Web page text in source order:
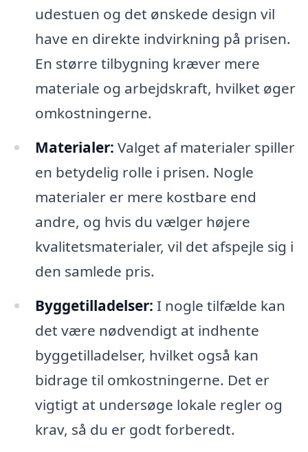
udestuen og det ønskede design vil
have en direkte indvirkning på prisen.
En større tilbygning kræver mere
materiale og arbejdskraft, hvilket øger
omkostningerne.
Materialer: Valget af materialer spiller
en betydelig rolle i prisen. Nogle
materialer er mere kostbare end
andre, og hvis du vælger højere
kvalitetsmaterialer, vil det afspejle sig i
den samlede pris.
Byggetilladelser: I nogle tilfælde kan
det være nødvendigt at indhente
byggetilladelser, hvilket også kan
bidrage til omkostningerne. Det er
vigtigt at undersøge lokale regler og
krav, så du er godt forberedt.